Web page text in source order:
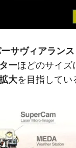
ーサヴィアラン
ーほどのサイズ
大を目指してい